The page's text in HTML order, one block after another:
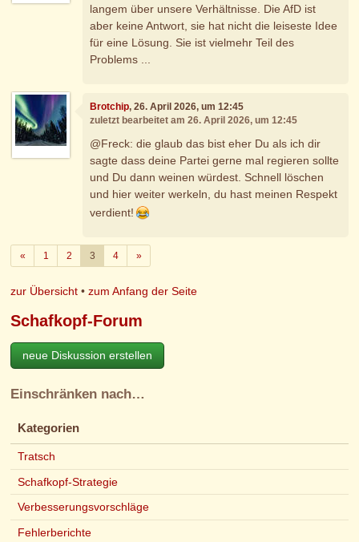
langem über unsere Verhältnisse. Die AfD ist
aber keine Antwort, sie hat nicht die leiseste Idee
für eine Lösung. Sie ist vielmehr Teil des
Problems ...
Brotchip, 26. April 2026, um 12:45
zuletzt bearbeitet am 26. April 2026, um 12:45
@Freck: die glaub das bist eher Du als ich dir
sagte dass deine Partei gerne mal regieren sollte
und Du dann weinen würdest. Schnell löschen
und hier weiter werkeln, du hast meinen Respekt
verdient!
«Zurück
1 2 3 4 »Weiter
zur Übersicht •zum Anfang der Seite
Schafkopf-Forum
neue Diskussion erstellen
Einschränken nach…
Kategorien
Tratsch
Schafkopf-Strategie
Verbesserungsvorschläge
Fehlerberichte